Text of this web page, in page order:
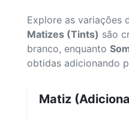
Explore as variações
Matizes (Tints) são
branco, enquanto
obtidas adicionando
Matiz